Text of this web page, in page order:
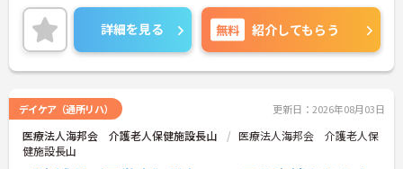
間休日114日、残業も少なく、オンオフメリハリつ
けて働ける環境です。ご興味のある方には、面接対
策ポイントなど、さらに詳細をお話しいたしますの
でお気軽にご相談ください！
詳細を見る 無料 紹介してもらう
デイケア（通所リハ） 更新日：2026年08月03日
医療法人海邦会 介護老人保健施設長山
医療法人海邦会 介護老人保
健施設長山